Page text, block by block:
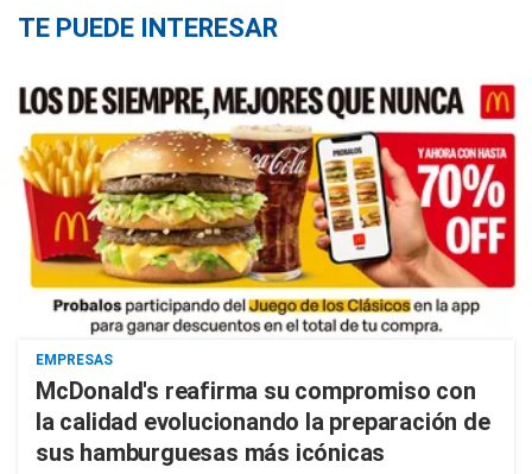
TE PUEDE INTERESAR
EMPRESAS
McDonald's reafirma su compromiso con
la calidad evolucionando la preparación de
sus hamburguesas más icónicas